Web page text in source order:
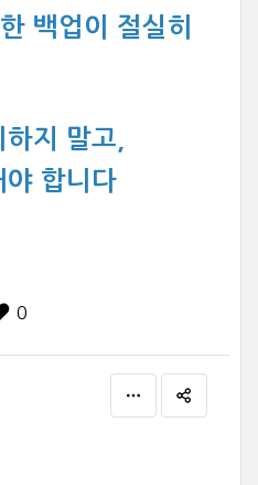
백업이 절실히
지 말고,
야 합니다
0